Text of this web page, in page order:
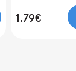
1.79€